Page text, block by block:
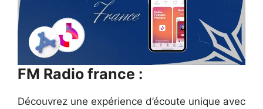
FM Radio france :
Découvrez une expérience d’écoute unique avec